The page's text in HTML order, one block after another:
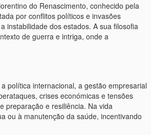
do Renascimento, conhecido pela
por conflitos políticos e invasões
instabilidade dos estados. A sua filosofia
de guerra e intriga, onde a
política internacional, a gestão empresarial
crises económicas e tensões
preparação e resiliência. Na vida
ou à manutenção da saúde, incentivando